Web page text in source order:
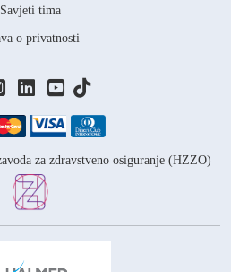
za zdravstveno osiguranje (HZZO)
Savjeti tima
o privatnosti